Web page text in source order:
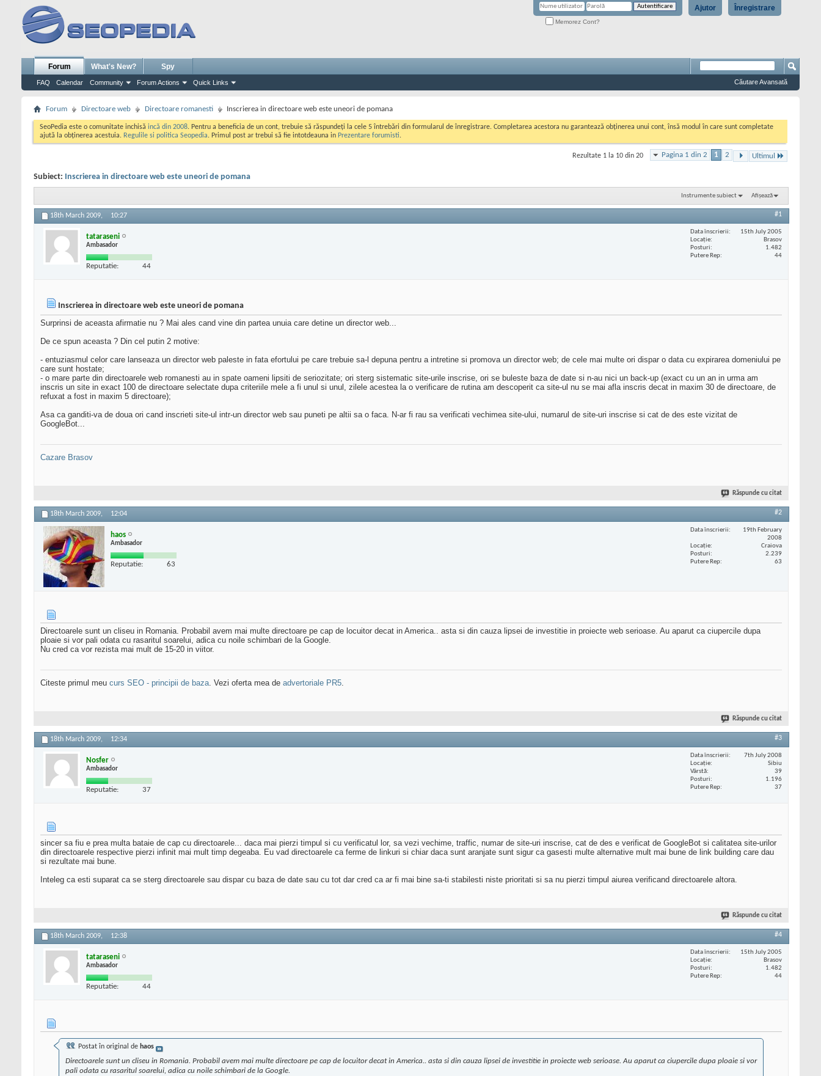
Înregistrare
Ajutor
Memorez Cont?
Forum
FAQ Calendar Community Forum Actions Quick Links
What's New? Spy
Căutare Avansată
Forum Directoare web Directoare romanesti Inscrierea in directoare web este uneori de pomana
SeoPedia este o comunitate inchisă incă din 2008. Pentru a beneficia de un cont, trebuie să răspundeți la cele 5 întrebări din formularul de înregistrare. Completarea acestora nu garantează obținerea unui cont, însă modul în care sunt completate
ajută la obținerea acestuia. Regulile si politica Seopedia. Primul post ar trebui să fie intotdeauna in Prezentare forumisti.
Pagina 1 din 2 1 2 Ultimul
Rezultate 1 la 10 din 20
Subiect: Inscrierea in directoare web este uneori de pomana
Instrumente subiect Afișează
18th March 2009, 10:27 #1
tataraseni
Ambasador
Reputatie: 44
Data înscrierii
15th July 2005
Locaţie
Brasov
Posturi
1.482
Putere Rep
44
Inscrierea in directoare web este uneori de pomana
Surprinsi de aceasta afirmatie nu ? Mai ales cand vine din partea unuia care detine un director web...
De ce spun aceasta ? Din cel putin 2 motive:
- entuziasmul celor care lanseaza un director web paleste in fata efortului pe care trebuie sa-l depuna pentru a intretine si promova un director web; de cele mai multe ori dispar o data cu expirarea domeniului pe
care sunt hostate;
- o mare parte din directoarele web romanesti au in spate oameni lipsiti de seriozitate; ori sterg sistematic site-urile inscrise, ori se buleste baza de date si n-au nici un back-up (exact cu un an in urma am
inscris un site in exact 100 de directoare selectate dupa criteriile mele a fi unul si unul, zilele acestea la o verificare de rutina am descoperit ca site-ul nu se mai afla inscris decat in maxim 30 de directoare, de
refuxat a fost in maxim 5 directoare);
Asa ca ganditi-va de doua ori cand inscrieti site-ul intr-un director web sau puneti pe altii sa o faca. N-ar fi rau sa verificati vechimea site-ului, numarul de site-uri inscrise si cat de des este vizitat de
GoogleBot...
Cazare Brasov
Răspunde cu citat
18th March 2009, 12:04 #2
haos
Ambasador
Reputatie: 63
Data înscrierii
19th February
2008
Locaţie
Craiova
Posturi
2.239
Putere Rep
63
Directoarele sunt un cliseu in Romania. Probabil avem mai multe directoare pe cap de locuitor decat in America.. asta si din cauza lipsei de investitie in proiecte web serioase. Au aparut ca ciupercile dupa
ploaie si vor pali odata cu rasaritul soarelui, adica cu noile schimbari de la Google.
Nu cred ca vor rezista mai mult de 15-20 in viitor.
Citeste primul meu curs SEO - principii de baza. Vezi oferta mea de advertoriale PR5.
Răspunde cu citat
18th March 2009, 12:34 #3
Nosfer
Ambasador
Reputatie: 37
Data înscrierii
7th July 2008
Locaţie
Sibiu
Vârstă
39
Posturi
1.196
Putere Rep
37
sincer sa fiu e prea multa bataie de cap cu directoarele... daca mai pierzi timpul si cu verificatul lor, sa vezi vechime, traffic, numar de site-uri inscrise, cat de des e verificat de GoogleBot si calitatea site-urilor
din directoarele respective pierzi infinit mai mult timp degeaba. Eu vad directoarele ca ferme de linkuri si chiar daca sunt aranjate sunt sigur ca gasesti multe alternative mult mai bune de link building care dau
si rezultate mai bune.
Inteleg ca esti suparat ca se sterg directoarele sau dispar cu baza de date sau cu tot dar cred ca ar fi mai bine sa-ti stabilesti niste prioritati si sa nu pierzi timpul aiurea verificand directoarele altora.
Răspunde cu citat
18th March 2009, 12:38 #4
tataraseni
Ambasador
Reputatie: 44
Data înscrierii
15th July 2005
Locaţie
Brasov
Posturi
1.482
Putere Rep
44
Postat în original de haos
Directoarele sunt un cliseu in Romania. Probabil avem mai multe directoare pe cap de locuitor decat in America.. asta si din cauza lipsei de investitie in proiecte web serioase. Au aparut ca ciupercile dupa ploaie si vor
pali odata cu rasaritul soarelui, adica cu noile schimbari de la Google.